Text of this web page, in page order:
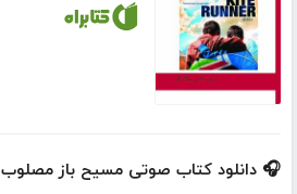
🎧 دانلود کتاب صوتی مسیح باز مصلوب